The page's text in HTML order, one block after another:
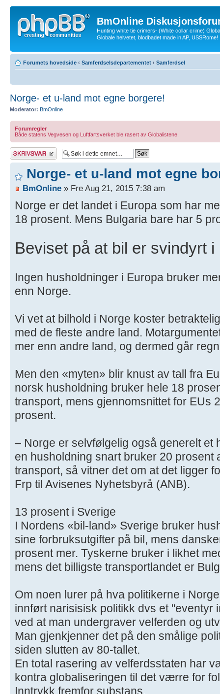
BmOnline
Hunting white tie crimers- (White collar crime)
Globale helvetet, blodbadet made in AP, USSRome!
Forumets hovedside ‹ Samferdselsdepartementet ‹ Samferdsel
Norge- et u-land mot egne borgere!
Moderator: BmOnline
Forumregler
Både statens Vegvesen og Luftfartsverket ble rasert av Globalistene.
Skriv et svar
Norge- et u-land mot egne
BmOnline » Fre Aug 21, 2015 7:38 am
Norge er det landet i Europa som har
18 prosent. Mens Bulgaria bare har 5
Beviset på at bil er svindyrt i
Ingen husholdninger i Europa bruker
enn Norge.
Vi vet at bilhold i Norge koster
med de fleste andre land.
mer enn andre land, og dermed går
Men den «myten» blir knust av tall fra
norsk husholdning bruker hele 18
transport, mens gjennomsnittet for EUs
prosent.
– Norge er selvfølgelig også generelt et
en husholdning snart bruker 20 prosent
transport, så vitner det om at det ligger
Frp til Avisenes Nyhetsbyrå (ANB).
13 prosent i Sverige
I Nordens «bil-land» Sverige bruker
sine forbruksutgifter på bil, mens
prosent mer. Tyskerne bruker i likhet
mens det billigste transportlandet er
Om noen lurer på hva politikerne i
innført narisisisk politikk dvs et "eventyr
ved at man undergraver velferden og
Man gjenkjenner det på den smålige
siden slutten av 80-tallet.
En total rasering av velferdsstaten har
kontra globaliseringen til det værre for
Inntrykk fremfor substans.